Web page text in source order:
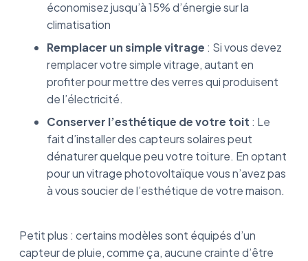
économisez jusqu’à 15% d’énergie sur la
climatisation
Remplacer un simple vitrage : Si vous devez
remplacer votre simple vitrage, autant en
profiter pour mettre des verres qui produisent
de l’électricité.
Conserver l’esthétique de votre toit : Le
fait d’installer des capteurs solaires peut
dénaturer quelque peu votre toiture. En optant
pour un vitrage photovoltaïque vous n’avez pas
à vous soucier de l’esthétique de votre maison.
Petit plus : certains modèles sont équipés d’un
capteur de pluie, comme ça, aucune crainte d’être